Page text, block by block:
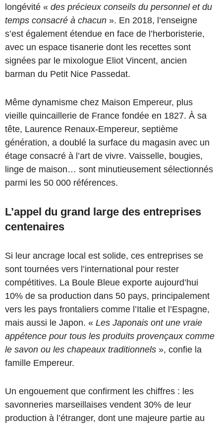
longévité « des précieux conseils du personnel et du
temps consacré à chacun ». En 2018, l’enseigne
s’est également étendue en face de l’herboristerie,
avec un espace tisanerie dont les recettes sont
signées par le mixologue Eliot Vincent, ancien
barman du Petit Nice Passedat.
Même dynamisme chez Maison Empereur, plus
vieille quincaillerie de France fondée en 1827. À sa
tête, Laurence Renaux-Empereur, septième
génération, a doublé la surface du magasin avec un
étage consacré à l’art de vivre. Vaisselle, bougies,
linge de maison… sont minutieusement sélectionnés
parmi les 50 000 références.
L’appel du grand large des entreprises
centenaires
Si leur ancrage local est solide, ces entreprises se
sont tournées vers l’international pour rester
compétitives. La Boule Bleue exporte aujourd’hui
10% de sa production dans 50 pays, principalement
vers les pays frontaliers comme l’Italie et l’Espagne,
mais aussi le Japon. « Les Japonais ont une vraie
appétence pour tous les produits provençaux comme
le savon ou les chapeaux traditionnels », confie la
famille Empereur.
Un engouement que confirment les chiffres : les
savonneries marseillaises vendent 30% de leur
production à l’étranger, dont une majeure partie au